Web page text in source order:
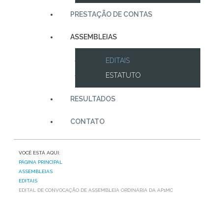
PRESTAÇÃO DE CONTAS
ASSEMBLEIAS
EDITAIS
ESTATUTO
RESULTADOS
CONTATO
VOCÊ ESTÁ AQUI:
PÁGINA PRINCIPAL
ASSEMBLEIAS
EDITAIS
EDITAL DE CONVOCAÇÃO DE ASSEMBLEIA ORDINÁRIA DA AP1MC